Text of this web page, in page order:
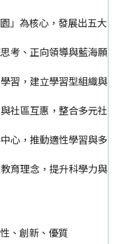
」為核心，發展出五大
考、正向領導與藍海願
習，建立學習型組織與
社區互惠，整合多元社
心，推動適性學習與多
育理念，提升科學力與